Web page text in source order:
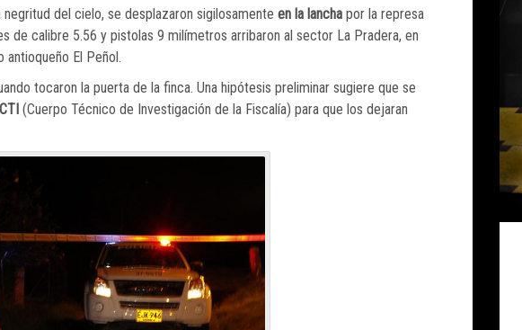
del cielo, se desplazaron sigilosamente en la lancha por la represa
de calibre 5.56 y pistolas 9 milímetros arribaron al sector La Pradera, en
antioqueño El Peñol.
tocaron la puerta de la finca. Una hipótesis preliminar sugiere que se
(Cuerpo Técnico de Investigación de la Fiscalía) para que los dejaran